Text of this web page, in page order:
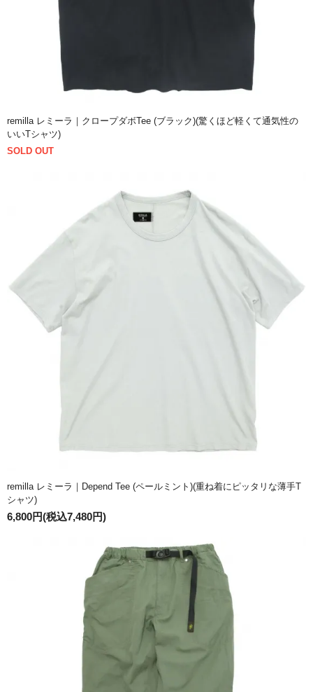
remilla レミーラ｜クロープダボTee (ブラック)(驚くほど軽くて通気性の
いいTシャツ)
SOLD OUT
remilla レミーラ｜Depend Tee (ペールミント)(重ね着にピッタリな薄手T
シャツ)
6,800円(税込7,480円)